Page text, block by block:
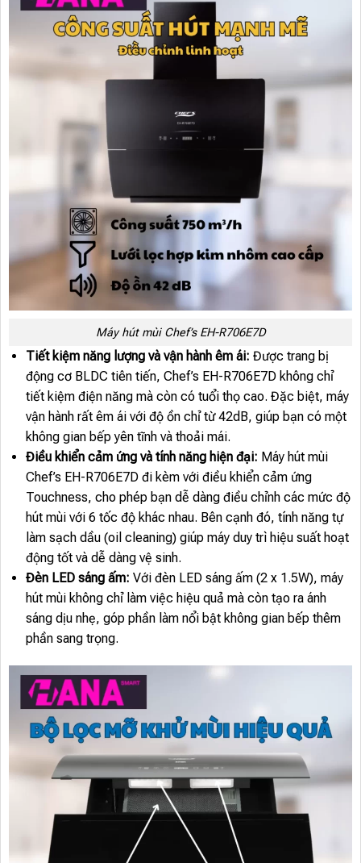
Máy hút mùi Chef’s EH-R706E7D
Tiết kiệm năng lượng và vận hành êm ái: Được trang bị
động cơ BLDC tiên tiến, Chef’s EH-R706E7D không chỉ
tiết kiệm điện năng mà còn có tuổi thọ cao. Đặc biệt, máy
vận hành rất êm ái với độ ồn chỉ từ 42dB, giúp bạn có một
không gian bếp yên tĩnh và thoải mái.
Điều khiển cảm ứng và tính năng hiện đại: Máy hút mùi
Chef’s EH-R706E7D đi kèm với điều khiển cảm ứng
Touchness, cho phép bạn dễ dàng điều chỉnh các mức độ
hút mùi với 6 tốc độ khác nhau. Bên cạnh đó, tính năng tự
làm sạch dầu (oil cleaning) giúp máy duy trì hiệu suất hoạt
động tốt và dễ dàng vệ sinh.
Đèn LED sáng ấm: Với đèn LED sáng ấm (2 x 1.5W), máy
hút mùi không chỉ làm việc hiệu quả mà còn tạo ra ánh
sáng dịu nhẹ, góp phần làm nổi bật không gian bếp thêm
phần sang trọng.